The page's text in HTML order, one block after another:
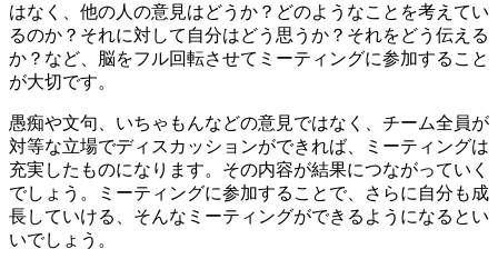
はなく、他の人の意見はどうか？どのようなことを考えてい
るのか？それに対して自分はどう思うか？それをどう伝える
か？など、脳をフル回転させてミーティングに参加すること
が大切です。
愚痴や文句、いちゃもんなどの意見ではなく、チーム全員が
対等な立場でディスカッションができれば、ミーティングは
充実したものになります。その内容が結果につながっていく
でしょう。ミーティングに参加することで、さらに自分も成
長していける、そんなミーティングができるようになるとい
いでしょう。